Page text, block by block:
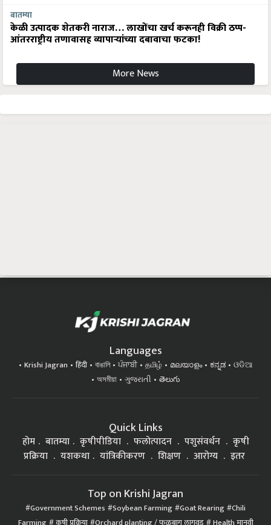
बातम्या
केळी उत्पादक शेतकरी नाराज… लाखोंचा खर्च करूनही विक्री ठप्प-
आंतरराष्ट्रीय तणावासह व्यापाऱ्यांच्या दबावाचा फटका!
More News
Languages
Krishi Jagran हिंदी বাঙালি ਪੰਜਾਬੀ தமிழ் മലയാളം ಕನ್ನಡ
ଓଡିଆ
অসমীয়া
ગુજરાતી తెలుగు
Quick Links
होम बातम्या कृषीपीडिया फलोत्पादन पशुसंवर्धन
कृषी
प्रक्रिया
यशकथा यांत्रिकीकरण शिक्षण आरोग्य इतर
Top on Krishi Jagran
Government Schemes Soybean Farming Goat Rearing Chili